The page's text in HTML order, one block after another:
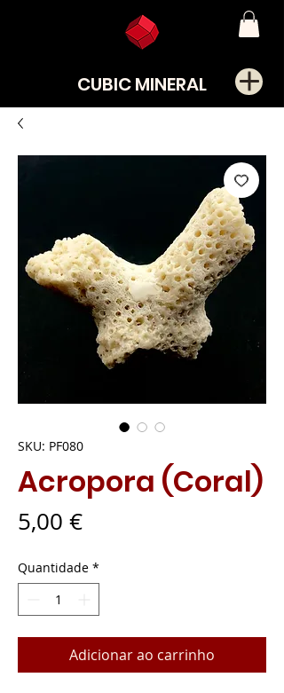
CUBIC MINERAL
SKU: PF080
Acropora (Coral)
5,00 €Preço
Quantidade *
Adicionar ao carrinho